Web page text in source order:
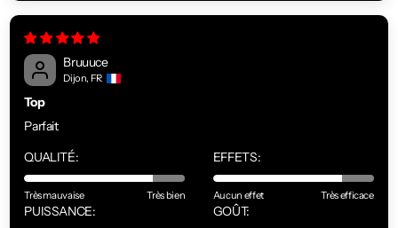
Bruuuce
Dijon, FR
Top
Parfait
QUALITÉ:
Très mauvaise Très bien
EFFETS:
Aucun effet Très efficace
PUISSANCE: GOÛT: